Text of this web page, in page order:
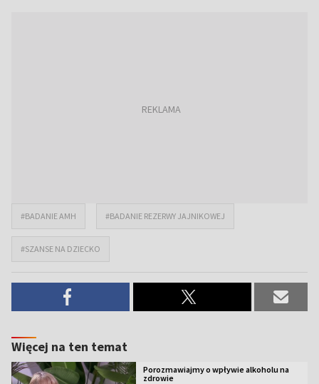
#BADANIE AMH #BADANIE REZERWY JAJNIKOWEJ
#SZANSE NA DZIECKO
Więcej na ten temat
Porozmawiajmy o wpływie alkoholu na
zdrowie